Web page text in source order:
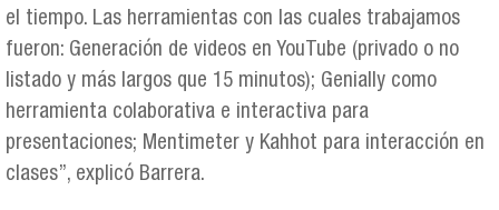
el tiempo. Las herramientas con las cuales trabajamos
fueron: Generación de videos en YouTube (privado o no
listado y más largos que 15 minutos); Genially como
herramienta colaborativa e interactiva para
presentaciones; Mentimeter y Kahhot para interacción en
clases”, explicó Barrera.